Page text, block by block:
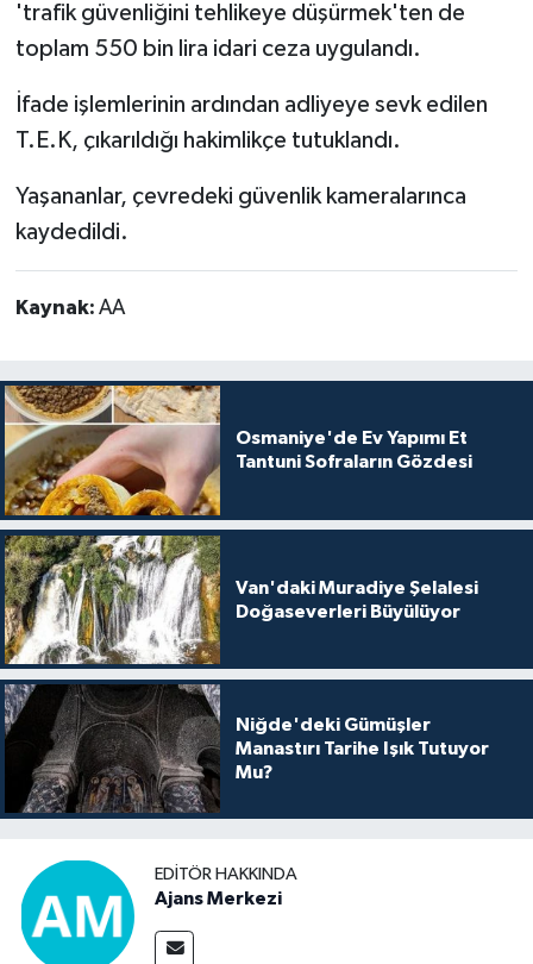
'trafik güvenliğini tehlikeye düşürmek'ten de
toplam 550 bin lira idari ceza uygulandı.
İfade işlemlerinin ardından adliyeye sevk edilen
T.E.K, çıkarıldığı hakimlikçe tutuklandı.
Yaşananlar, çevredeki güvenlik kameralarınca
kaydedildi.
Kaynak: AA
Osmaniye'de Ev Yapımı Et
Tantuni Sofraların Gözdesi
Van'daki Muradiye Şelalesi
Doğaseverleri Büyülüyor
Niğde'deki Gümüşler
Manastırı Tarihe Işık Tutuyor
Mu?
EDITÖR HAKKINDA
Ajans Merkezi